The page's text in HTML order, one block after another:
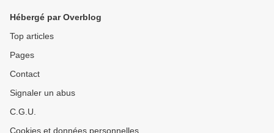
Hébergé par Overblog
Top articles
Pages
Contact
Signaler un abus
C.G.U.
Cookies et données personnelles